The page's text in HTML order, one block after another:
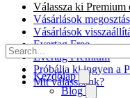
Kezdőlap
Blog
Válassza ki Premium
Vásárlások
Vásárlások
Evertag Free
Evertag Premium
Próbálja ki ingyen a
Mit válasszunk?